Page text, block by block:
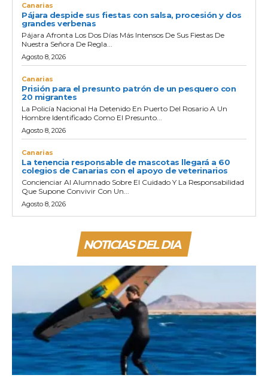
Canarias
Pájara despide sus fiestas con salsa, procesión y dos
grandes verbenas
Pájara Afronta Los Dos Días Más Intensos De Sus Fiestas De
Nuestra Señora De Regla...
Agosto 8, 2026
Canarias
Prisión para el presunto patrón de un pesquero con
20 migrantes
La Policía Nacional Ha Detenido En Puerto Del Rosario A Un
Hombre Identificado Como El Presunto...
Agosto 8, 2026
Canarias
La tenencia responsable de mascotas llegará a 60
colegios de Canarias con el apoyo de veterinarios
Concienciar Al Alumnado Sobre El Cuidado Y La Responsabilidad
Que Supone Convivir Con Un...
Agosto 8, 2026
NOTICIAS DEL DIA